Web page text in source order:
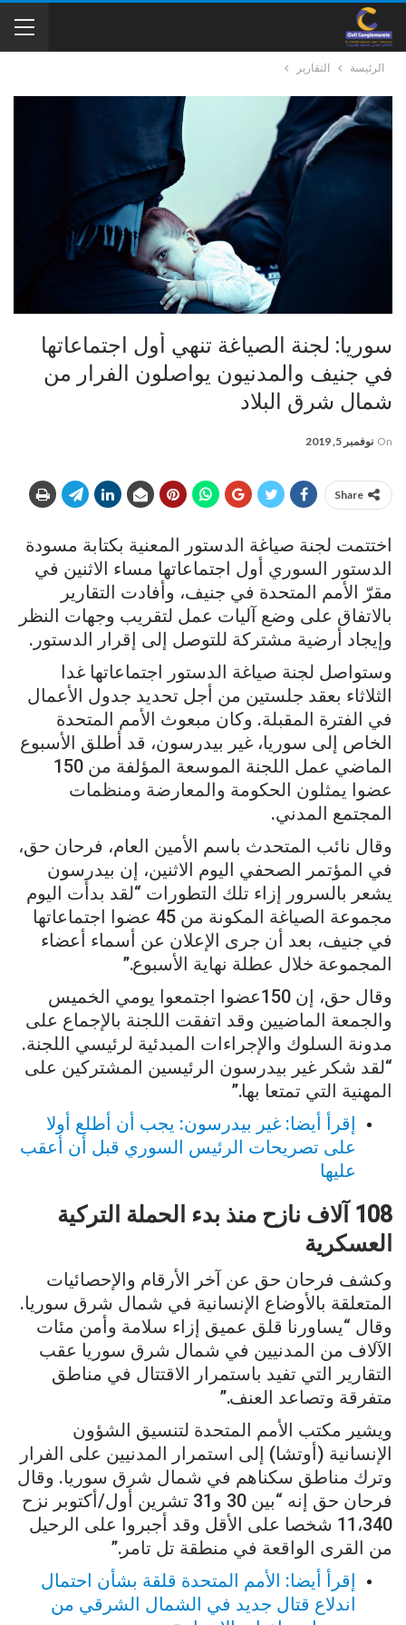
الرئيسة التقارير
سوريا: لجنة الصياغة تنهي أول اجتماعاتها
في جنيف والمدنيون يواصلون الفرار من
شمال شرق البلاد
On نوفمبر 5, 2019
Share
اختتمت لجنة صياغة الدستور المعنية بكتابة مسودة
الدستور السوري أول اجتماعاتها مساء الاثنين في
مقرّ الأمم المتحدة في جنيف، وأفادت التقارير
بالاتفاق على وضع آليات عمل لتقريب وجهات النظر
وإيجاد أرضية مشتركة للتوصل إلى إقرار الدستور.
وستواصل لجنة صياغة الدستور اجتماعاتها غدا
الثلاثاء بعقد جلستين من أجل تحديد جدول الأعمال
في الفترة المقبلة. وكان مبعوث الأمم المتحدة
الخاص إلى سوريا، غير بيدرسون، قد أطلق الأسبوع
الماضي عمل اللجنة الموسعة المؤلفة من 150
عضوا يمثلون الحكومة والمعارضة ومنظمات
المجتمع المدني.
وقال نائب المتحدث باسم الأمين العام، فرحان حق،
في المؤتمر الصحفي اليوم الاثنين، إن بيدرسون
يشعر بالسرور إزاء تلك التطورات “لقد بدأت اليوم
مجموعة الصياغة المكونة من 45 عضوا اجتماعاتها
في جنيف، بعد أن جرى الإعلان عن أسماء أعضاء
المجموعة خلال عطلة نهاية الأسبوع.”
وقال حق، إن 150عضوا اجتمعوا يومي الخميس
والجمعة الماضيين وقد اتفقت اللجنة بالإجماع على
مدونة السلوك والإجراءات المبدئية لرئيسي اللجنة.
“لقد شكر غير بيدرسون الرئيسين المشتركين على
المهنية التي تمتعا بها.”
إقرأ أيضا: غير بيدرسون: يجب أن أطلع أولا
على تصريحات الرئيس السوري قبل أن أعقب
عليها
108 آلاف نازح منذ بدء الحملة التركية
العسكرية
وكشف فرحان حق عن آخر الأرقام والإحصائيات
المتعلقة بالأوضاع الإنسانية في شمال شرق سوريا.
وقال “يساورنا قلق عميق إزاء سلامة وأمن مئات
الآلاف من المدنيين في شمال شرق سوريا عقب
التقارير التي تفيد باستمرار الاقتتال في مناطق
متفرقة وتصاعد العنف.”
ويشير مكتب الأمم المتحدة لتنسيق الشؤون
الإنسانية (أوتشا) إلى استمرار المدنيين على الفرار
وترك مناطق سكناهم في شمال شرق سوريا. وقال
فرحان حق إنه “بين 30 و31 تشرين أول/أكتوبر نزح
11،340 شخصا على الأقل وقد أجبروا على الرحيل
من القرى الواقعة في منطقة تل تامر.”
إقرأ أيضا: الأمم المتحدة قلقة بشأن احتمال
اندلاع قتال جديد في الشمال الشرقي من